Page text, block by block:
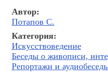
Автор:
Потапов С.
Категория:
Искусствоведение
Беседы о живописи,
Репортажи и